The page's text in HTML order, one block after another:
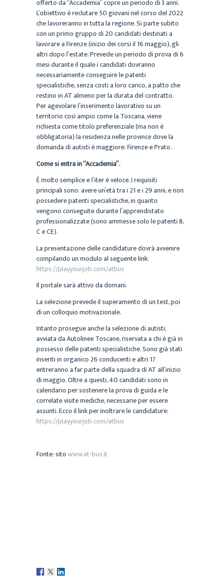
offerto da “Accademia” copre un periodo di 3 anni.
L’obiettivo è reclutare 50 giovani nel corso del 2022
che lavoreranno in tutta la regione. Si parte subito
con un primo gruppo di 20 candidati destinati a
lavorare a Firenze (inizio dei corsi il 16 maggio), gli
altri dopo l’estate. Prevede un periodo di prova di 6
mesi durante il quale i candidati dovranno
necessariamente conseguire le patenti
specialistiche, senza costi a loro carico, a patto che
restino in AT almeno per la durata del contratto.
Per agevolare l’inserimento lavorativo su un
territorio così ampio come la Toscana, viene
richiesta come titolo preferenziale (ma non è
obbligatoria) la residenza nelle province dove la
domanda di autisti è maggiore: Firenze e Prato.
Come si entra in “Accademia”.
È molto semplice e l’iter è veloce. I requisiti
principali sono: avere un’età tra i 21 e i 29 anni, e non
possedere patenti specialistiche, in quanto
vengono conseguite durante l’apprendistato
professionalizzate (sono ammesse solo le patenti B,
C e CE).
La presentazione delle candidature dovrà avvenire
compilando un modulo al seguente link:
https://playyourjob.com/atbus
Il portale sarà attivo da domani.
La selezione prevede il superamento di un test, poi
di un colloquio motivazionale.
Intanto prosegue anche la selezione di autisti,
avviata da Autolinee Toscane, riservata a chi è già in
possesso delle patenti specialistiche. Sono già stati
inseriti in organico 26 conducenti e altri 17
entreranno a far parte della squadra di AT all’inizio
di maggio. Oltre a questi, 40 candidati sono in
calendario per sostenere la prova di guida e le
correlate visite mediche, necessarie per essere
assunti. Ecco il link per inoltrare le candidature:
https://playyourjob.com/atbus
Fonte: sitowww.at-bus.it